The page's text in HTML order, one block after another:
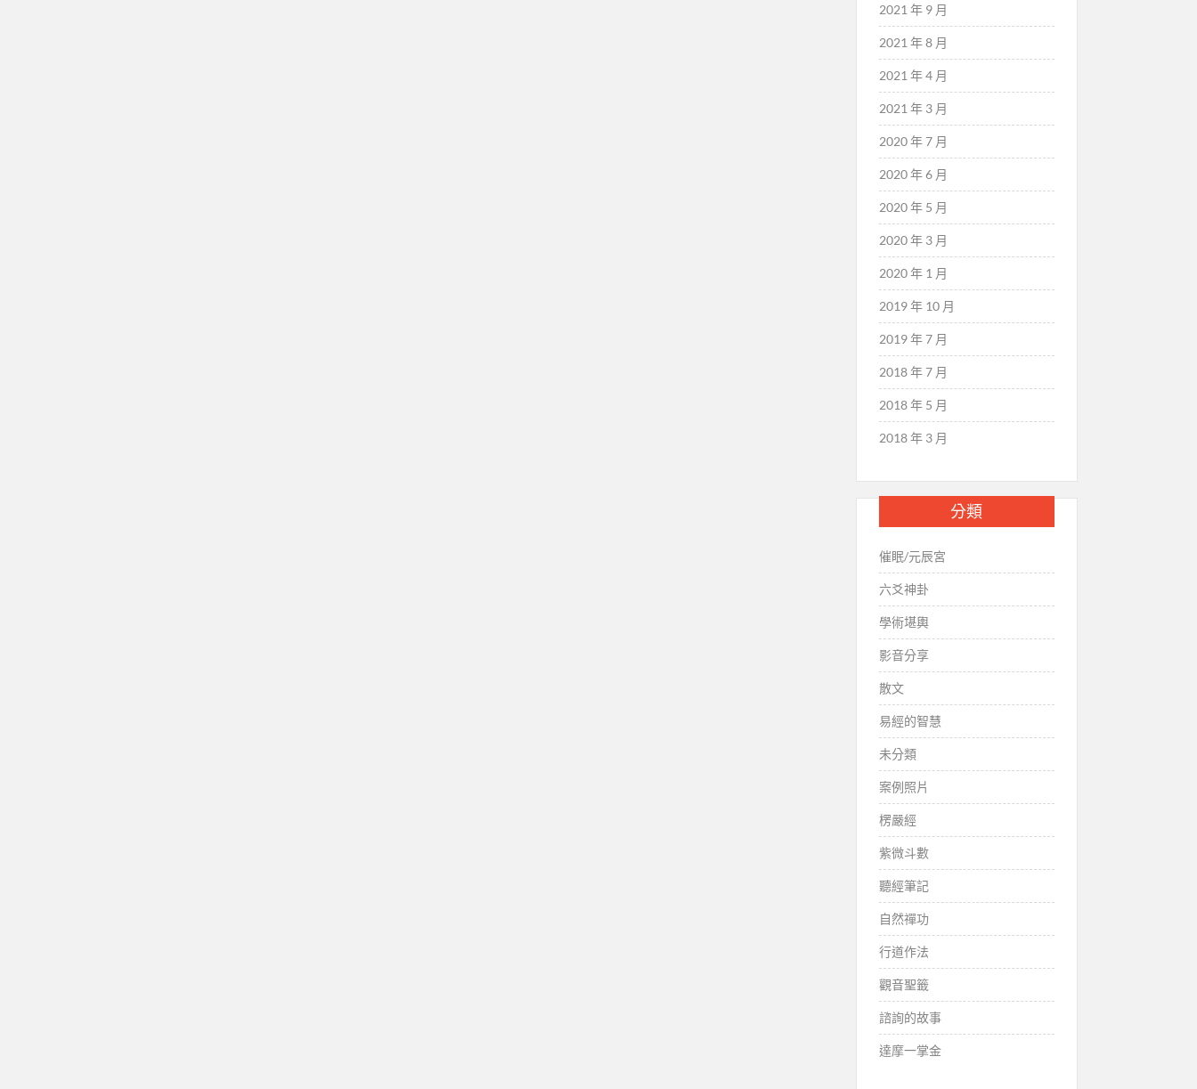
2021 年 9 月
2021 年 8 月
2021 年 4 月
2021 年 3 月
2020 年 7 月
2020 年 6 月
2020 年 5 月
2020 年 3 月
2020 年 1 月
2019 年 10 月
2019 年 7 月
2018 年 7 月
2018 年 5 月
2018 年 3 月
分類
催眠/元辰宮
六爻神卦
學術堪輿
影音分享
散文
易經的智慧
未分類
案例照片
楞嚴經
紫微斗數
聽經筆記
自然禪功
行道作法
觀音聖籤
諮詢的故事
達摩一掌金